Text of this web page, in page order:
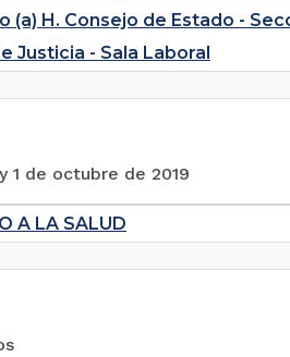
(a) H. Consejo de Estado -
Justicia - Sala Laboral
1 de octubre de 2019
A LA SALUD